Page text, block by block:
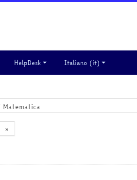
HelpDesk Italiano ‎(it)‎
3
»